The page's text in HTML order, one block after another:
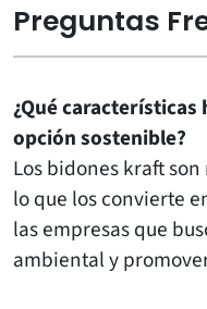
Preguntas
¿Qué
opción sostenible?
Los bidones kraft
lo que los convierte
las empresas que
ambiental y